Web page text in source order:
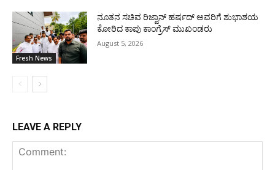
Fresh News
ನೂತನ ಸಚಿವ ರಿಜ್ವಾನ್ ಹರ್ಷದ್ ಅವರಿಗೆ ಶುಭಾಶಯ
ಕೋರಿದ ಕಾಪು ಕಾಂಗ್ರೆಸ್ ಮುಖಂಡರು
August 5, 2026
LEAVE A REPLY